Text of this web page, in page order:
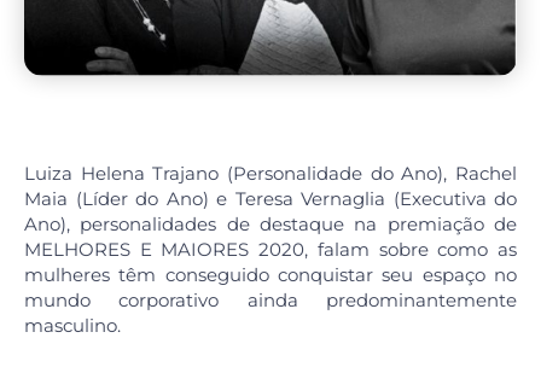
Luiza Helena Trajano (Personalidade do Ano), Rachel
Maia (Líder do Ano) e Teresa Vernaglia (Executiva do
Ano), personalidades de destaque na premiação de
MELHORES E MAIORES 2020, falam sobre como as
mulheres têm conseguido conquistar seu espaço no
mundo corporativo ainda predominantemente
masculino.